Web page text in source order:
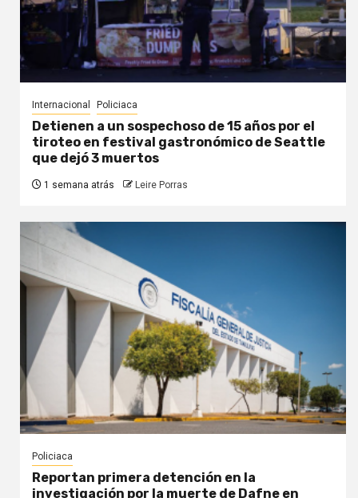
Internacional Policiaca
Detienen a un sospechoso de 15 años por el
tiroteo en festival gastronómico de Seattle
que dejó 3 muertos
1 semana atrás Leire Porras
Policiaca
Reportan primera detención en la
investigación por la muerte de Dafne en